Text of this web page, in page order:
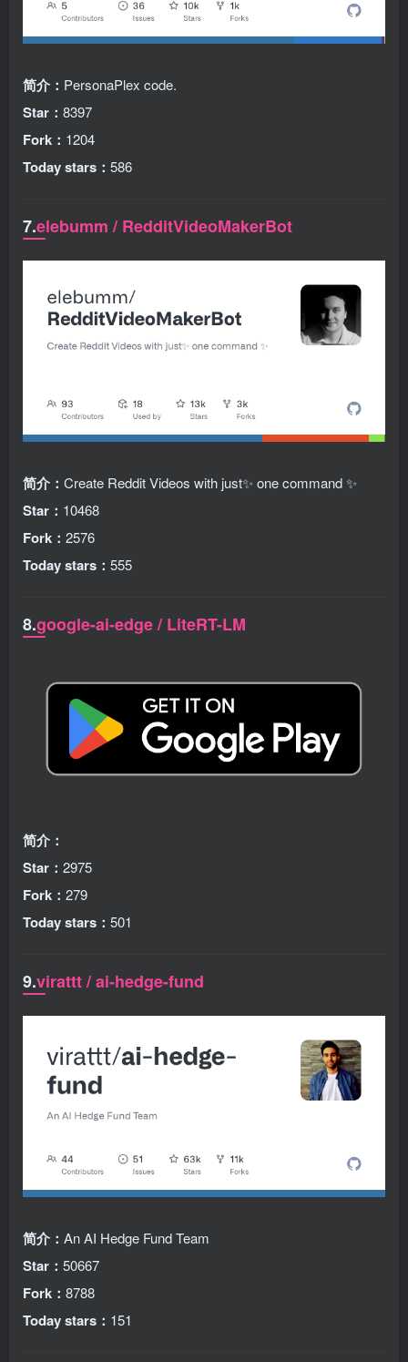
简介： PersonaPlex code.
Star： 8397
Fork： 1204
Today stars： 586
7.elebumm / RedditVideoMakerBot
简介： Create Reddit Videos with just✨ one command ✨
Star： 10468
Fork： 2576
Today stars： 555
8.google-ai-edge / LiteRT-LM
简介：
Star： 2975
Fork： 279
Today stars： 501
9.virattt / ai-hedge-fund
简介： An AI Hedge Fund Team
Star： 50667
Fork： 8788
Today stars： 151